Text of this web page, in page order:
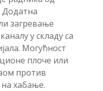
загревање
у складу са
Могућност
плоче или
против
хабање.